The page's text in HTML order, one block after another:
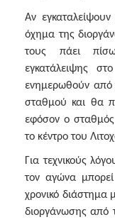
Αν
όχημα της
τους πάει
εγκατάλειψης
ενημερωθούν από
σταθμού και θα
εφόσον ο
το κέντρο του
Για τεχνικούς
τον αγώνα
χρονικό διάστημα
διοργάνωσης από